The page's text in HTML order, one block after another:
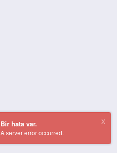
Bir hata var.
A server error occurred.